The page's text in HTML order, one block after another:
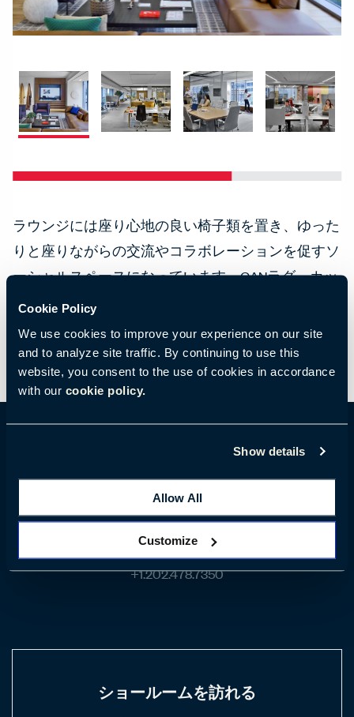
Cookie Policy
We use cookies to improve your experience on our site
and to analyze site traffic. By continuing to use this
website, you consent to the use of cookies in accordance
with our cookie policy.
Show details
Allow All
Customize
ラウンジには座り心地の良い椅子類を置き、ゆった
りと座りながらの交流やコラボレーションを促すソ
ーシャルスペースになっています。GANラグ、カッ
シーナサイドテーブル、ピロー、手触りの良いレザ
ーサンプルが雰囲気を高めています。
ロケーション詳細
600 Massachusetts Avenue NW Suite 200
Washington, DC United States (アメリカ合衆国)
+1.202.478.7350
ショールームを訪れる